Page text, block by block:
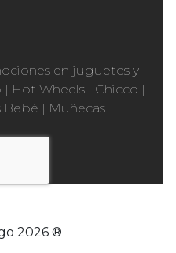
en juguetes y
| Hot Wheels | Chicco |
Bebé | Muñecas
2026 ®